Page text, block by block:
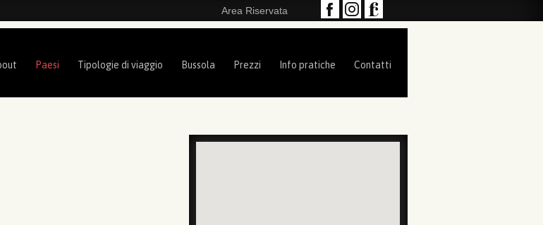
Area Riservata
Paesi Tipologie di viaggio Bussola Prezzi Info pratiche Contatti